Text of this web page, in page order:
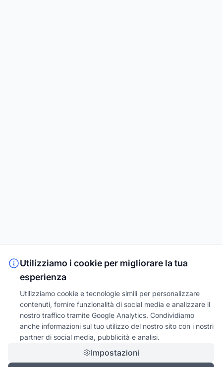
Utilizziamo i cookie per migliorare la tua
esperienza
Utilizziamo cookie e tecnologie simili per personalizzare
contenuti, fornire funzionalità di social media e analizzare il
nostro traffico tramite Google Analytics. Condividiamo
anche informazioni sul tuo utilizzo del nostro sito con i nostri
partner di social media, pubblicità e analisi.
Impostazioni